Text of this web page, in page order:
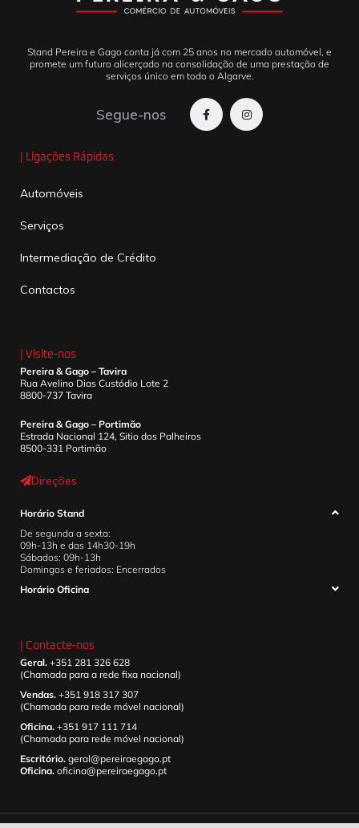
Stand Pereira e Gago conta já com 25 anos no mercado automóvel, e
promete um futuro alicerçado na consolidação de uma prestação de
serviços único em todo o Algarve.
Segue-nos
| Ligações Rápidas
Automóveis
Serviços
Intermediação de Crédito
Contactos
| Visite-nos
Pereira & Gago – Tavira
Rua Avelino Dias Custódio Lote 2
8800-737 Tavira
Pereira & Gago – Portimão
Estrada Nacional 124, Sitio dos Palheiros
8500-331 Portimão
Direções
Horário Stand
De segunda a sexta:
09h-13h e das 14h30-19h
Sábados: 09h-13h
Domingos e feriados: Encerrados
Horário Oficina
| Contacte-nos
Geral. +351 281 326 628
(Chamada para a rede fixa nacional)
Vendas. +351 918 317 307
(Chamada para rede móvel nacional)
Oficina. +351 917 111 714
(Chamada para rede móvel nacional)
Escritório. geral@pereiraegago.pt
Oficina. oficina@pereiraegago.pt